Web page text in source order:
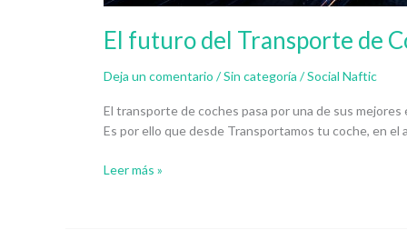
El futuro del Transporte de
Deja un comentario /Sin categoría /Social Naftic
El transporte de coches pasa por una de sus
Es por ello que desde Transportamos tu coche, en
Leer más »